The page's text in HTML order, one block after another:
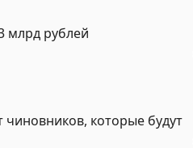
млрд рублей
которые будут